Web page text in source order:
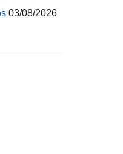
03/08/2026